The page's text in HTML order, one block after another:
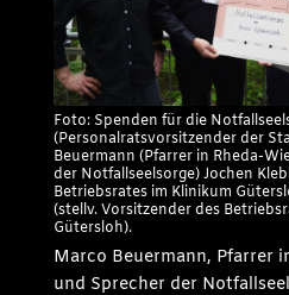
Foto: Spenden für die
(Personalratsvorsitzender der
Beuermann (Pfarrer in Rheda-
der Notfallseelsorge) Jochen
Betriebsrates im Klinikum
(stellv. Vorsitzender des
Gütersloh).
Marco Beuermann, Pfarrer
und Sprecher der